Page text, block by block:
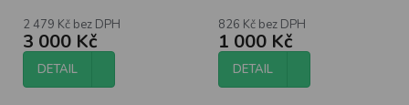
ů2 479 Kč bez DPH
3 000 Kč
DETAIL
826 Kč bez DPH
1 000 Kč
DETAIL